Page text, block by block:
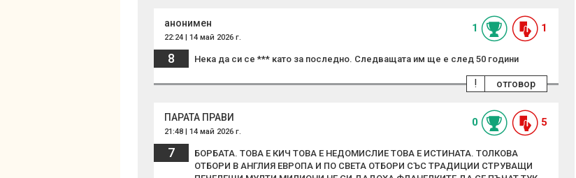
анонимен
22:24 | 14 май 2026 г.
1 1
8 Нека да си се *** като за последно. Следващата им ще е след 50 години
отговор
!
ПАРАТА ПРАВИ
21:48 | 14 май 2026 г.
0 5
7
БОРБАТА. ТОВА Е КИЧ ТОВА Е НЕДОМИСЛИЕ ТОВА Е ИСТИНАТА. ТОЛКОВА
ОТБОРИ В АНГЛИЯ ЕВРОПА И ПО СВЕТА ОТБОРИ СЪС ТРАДИЦИИ СТРУВАЩИ